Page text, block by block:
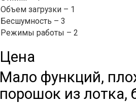
Объем загрузки – 1
Бесшумность – 3
Режимы работы – 2
Цена
Мало функций,
порошок из лотка,